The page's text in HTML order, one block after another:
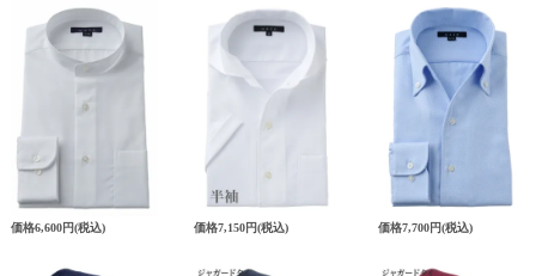
価格6,600円(税込) 価格7,150円(税込) 価格7,700円(税込)